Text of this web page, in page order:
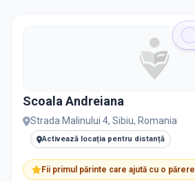
Scoala Andreiana
Strada Malinului 4, Sibiu, Romania
Activează locația pentru distanță
Fii primul părinte care ajută cu o părere